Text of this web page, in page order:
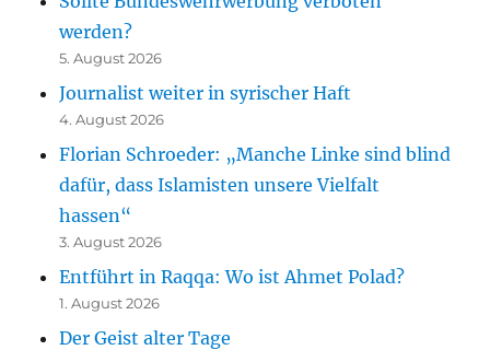
werden?
5. August 2026
Journalist weiter in syrischer Haft
4. August 2026
Florian Schroeder: „Manche Linke sind blind
dafür, dass Islamisten unsere Vielfalt
hassen“
3. August 2026
Entführt in Raqqa: Wo ist Ahmet Polad?
1. August 2026
Der Geist alter Tage